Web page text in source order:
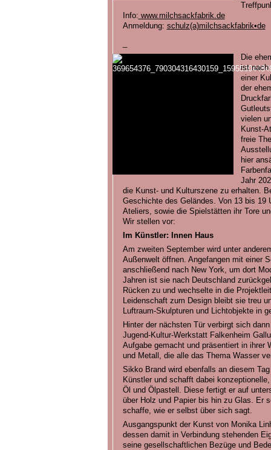
Info: www.milchsackfabrik.de
Anmeldung: schulz(a)milchsackfabrik•de
Die
ist nach
einer
der
vielen
Kunst-
freie
hier
Jahr
die Kunst- und Kulturszene zu erhalten.
Geschichte des Geländes. Von 13 bis 19
Ateliers, sowie die Spielstätten ihr Tore
Wir stellen vor:
Im Künstler: Innen Haus
Am zweiten September wird unter
Außenwelt öffnen. Angefangen mit einer
anschließend nach New York, um dort
Jahren ist sie nach Deutschland
Rücken zu und wechselte in die
Leidenschaft zum Design bleibt sie treu
Luftraum-Skulpturen und Lichtobjekte in
Hinter der nächsten Tür verbirgt sich
Jugend-Kultur-Werkstatt Falkenheim
Aufgabe gemacht und präsentiert in ihrer
und Metall, die alle das Thema Wasser
Sikko Brand wird ebenfalls an diesem
Künstler und schafft dabei
Öl und Ölpastell. Diese fertigt er auf
über Holz und Papier bis hin zu Glas. Er
schaffe, wie er selbst über sich sagt.
Ausgangspunkt der Kunst von Monika
dessen damit in Verbindung stehenden
seine gesellschaftlichen Bezüge und